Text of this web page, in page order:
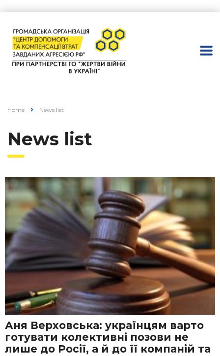
Home News list
News list
Аня Верховська: українцям варто
готувати колективні позови не
лише до Росії, а й до її компаній та